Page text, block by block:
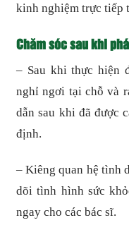
kinh nghiệm trực tiếp
Chăm sóc sau khi
– Sau khi thực hiện
nghỉ ngơi tại chỗ và
dẫn sau khi đã được
định.
– Kiêng quan hệ tình
dõi tình hình sức
ngay cho các bác sĩ.